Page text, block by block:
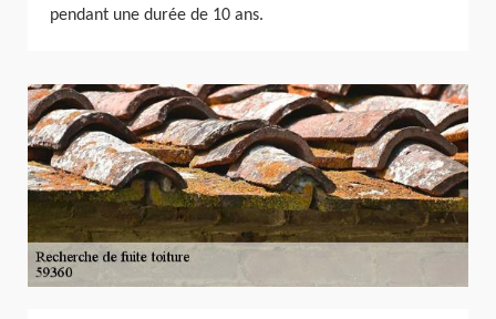
pendant une durée de 10 ans.